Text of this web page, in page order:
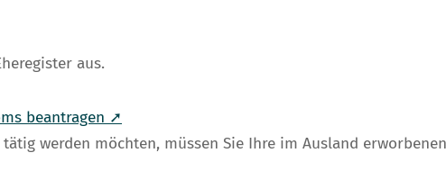
aus.
beantragen ➚
werden möchten, müssen Sie Ihre im Ausland